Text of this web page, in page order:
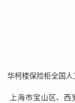
华柯楼保险柜全国
上海市宝山区、西